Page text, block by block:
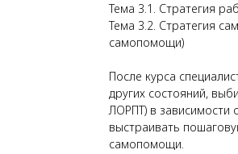
Тема 3.1. Стратегия
Тема 3.2. Стратегия
самопомощи)
После курса
других состояний,
ЛОРПТ) в зависимости
выстраивать
самопомощи.